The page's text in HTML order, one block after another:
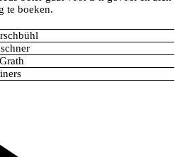
te boeken.